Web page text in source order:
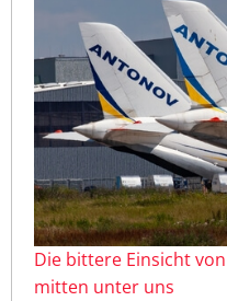
Die bittere Einsicht
mitten unter uns